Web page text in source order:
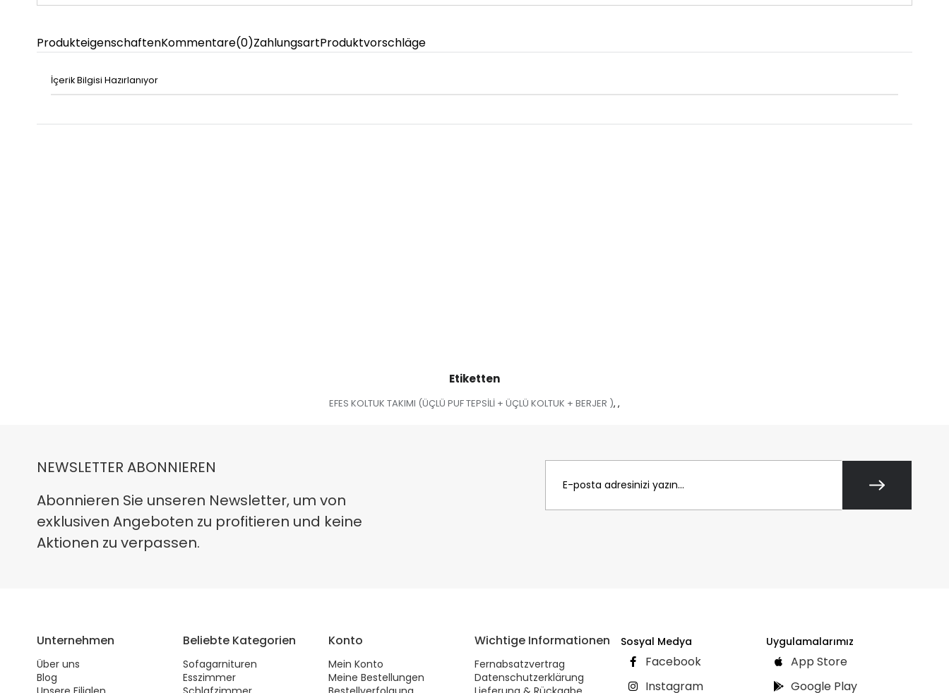
ProdukteigenschaftenKommentare(0)ZahlungsartProduktvorschläge
İçerik Bilgisi Hazırlanıyor
Etiketten
EFES KOLTUK TAKIMI (ÜÇLÜ PUF TEPSİLİ + ÜÇLÜ KOLTUK + BERJER ), ,
NEWSLETTER ABONNIEREN
Abonnieren Sie unseren Newsletter, um von
exklusiven Angeboten zu profitieren und keine
Aktionen zu verpassen.
Unternehmen
Über uns
Blog
Beliebte Kategorien
Sofagarnituren
Esszimmer
Konto
Mein Konto
Meine Bestellungen
Wichtige Informationen
Fernabsatzvertrag
Datenschutzerklärung
Sosyal Medya
Facebook
Instagram
Uygulamalarımız
App Store
Google Play